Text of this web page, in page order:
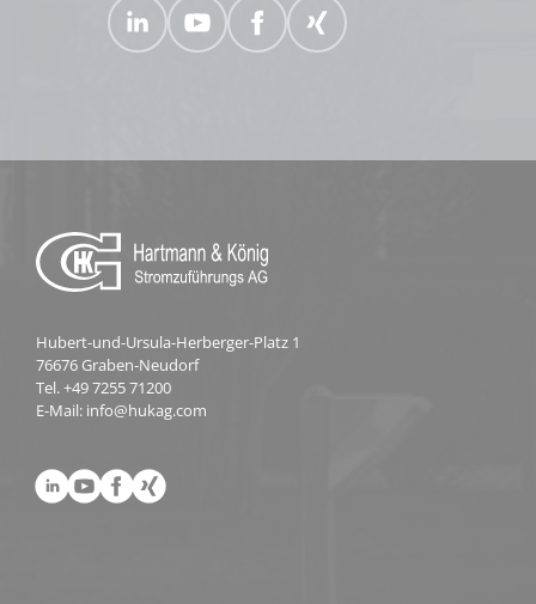
Hubert-und-Ursula-Herberger-Platz 1
76676 Graben-Neudorf
Tel.+49 7255 71200
E-Mail: info@hukag.com